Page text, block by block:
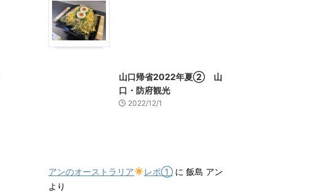
山口帰省2022年夏② 山
口・防府観光
2022/12/1
アンのオーストラリア レポ①に 飯島 アン
より